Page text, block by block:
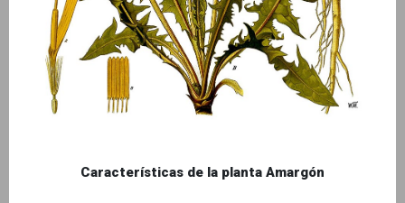
Características de la planta Amargón